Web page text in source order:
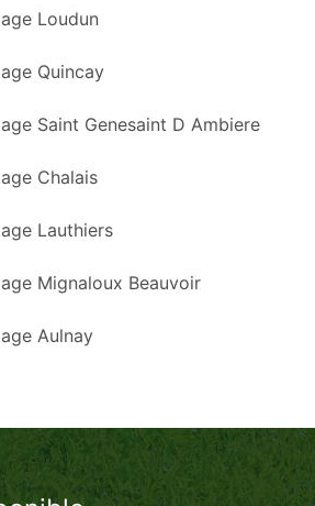
Loudun
Quincay
Saint Genesaint D Ambiere
Chalais
Lauthiers
Mignaloux Beauvoir
Aulnay